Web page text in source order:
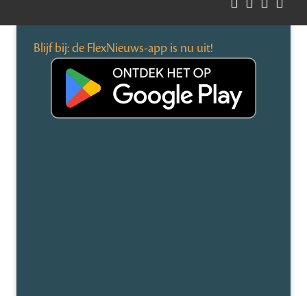
Blijf bij: de FlexNieuws-app is nu uit!